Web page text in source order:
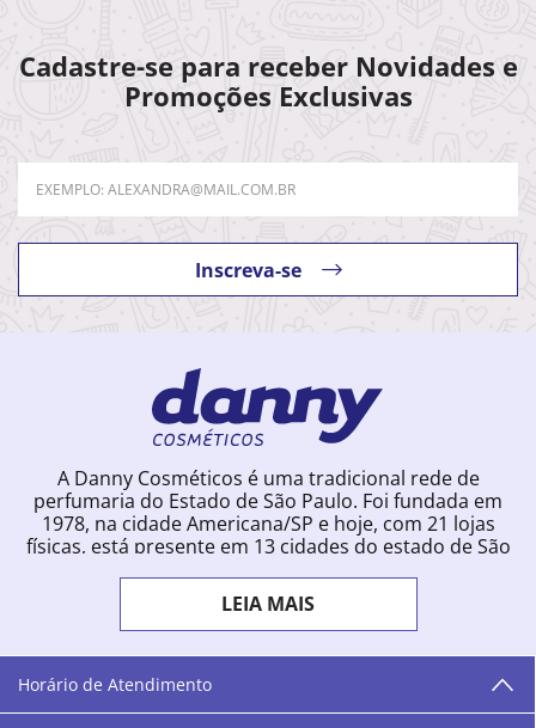
Cadastre-se para receber Novidades e
Promoções Exclusivas
Inscreva-se
A Danny Cosméticos é uma tradicional rede de
perfumaria do Estado de São Paulo. Foi fundada em
1978, na cidade Americana/SP e hoje, com 21 lojas
físicas, está presente em 13 cidades do estado de São
começou a vender para todo o território brasileiro.
Com uma infinidade de marcas e a filosofia de vender
produtos que vão do popular ao luxo, a Danny
Cosméticos mantém parceria com aproximadamente
300 grandes fornecedores e lançamentos diários na
LEIA MAIS
Horário de Atendimento